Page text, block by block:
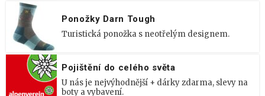
Ponožky Darn Tough
Turistická ponožka s neotřelým designem.
Pojištění do celého světa
U nás je nejvýhodnější + dárky zdarma, slevy na
boty a vybavení.